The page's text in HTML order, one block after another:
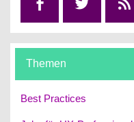
Themen
Best Practices